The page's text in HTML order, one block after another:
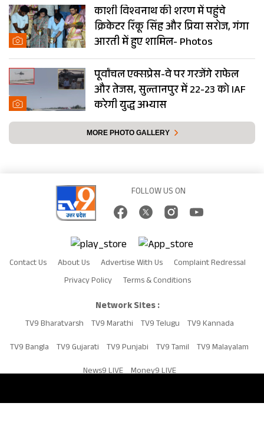
काशी विश्वनाथ की शरण में पहुंचे
क्रिकेटर रिंकू सिंह और प्रिया सरोज, गंगा
आरती में हुए शामिल- Photos
पूर्वांचल एक्सप्रेस-वे पर गरजेंगे राफेल
और तेजस, सुल्तानपुर में 22-23 को IAF
करेगी युद्ध अभ्यास
MORE PHOTO GALLERY
FOLLOW US ON
Contact Us About Us Advertise With Us
Complaint Redressal
Privacy Policy
Terms & Conditions
Network Sites :
TV9 Bharatvarsh TV9 Marathi TV9 Telugu TV9 Kannada
TV9 Bangla TV9 Gujarati TV9 Punjabi TV9 Tamil TV9 Malayalam
News9 LIVE Money9 LIVE